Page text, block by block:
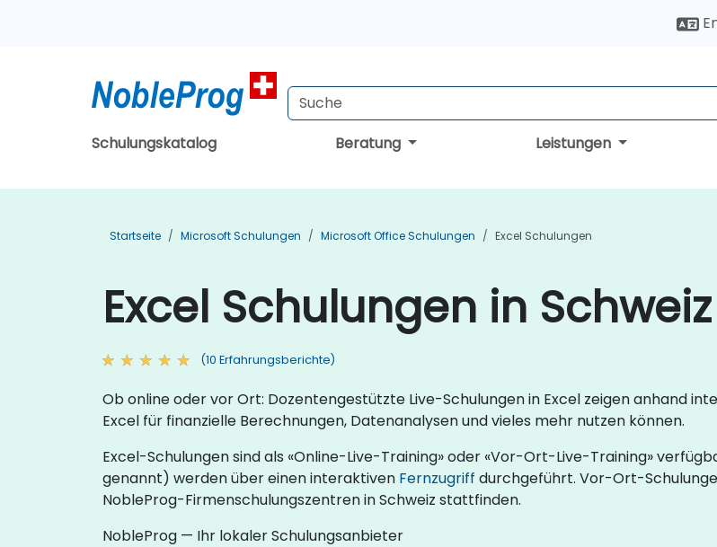
Schulungskatalog Beratung Leistungen
Startseite Microsoft Schulungen Microsoft Office Schulungen Excel Schulungen
Excel Schulungen in Schweiz
(10 Erfahrungsberichte)
Ob online oder vor Ort: Dozentengestützte Live-Schulungen in Excel zeigen anhand
Excel für finanzielle Berechnungen, Datenanalysen und vieles mehr nutzen können.
Excel-Schulungen sind als «Online-Live-Training» oder «Vor-Ort-Live-Training»
genannt) werden über einen interaktiven Fernzugriff durchgeführt. Vor-Ort-
NobleProg-Firmenschulungszentren in Schweiz stattfinden.
NobleProg — Ihr lokaler Schulungsanbieter